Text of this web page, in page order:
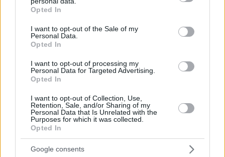
grant or deny consent to Google and its third-party tags to
use your data for below specified purposes in below Google
consent section.
Opted In
I want to opt-out of the Sale of my
Personal Data.
Opted In
I want to opt-out of processing my
Personal Data for Targeted Advertising.
Opted In
I want to opt-out of Collection, Use,
Retention, Sale, and/or Sharing of my
Personal Data that Is Unrelated with the
Purposes for which it was collected.
Opted In
Google consents